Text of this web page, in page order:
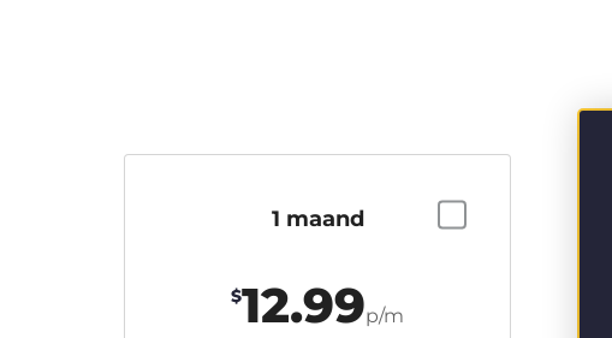
1 maand
$12.99p/m